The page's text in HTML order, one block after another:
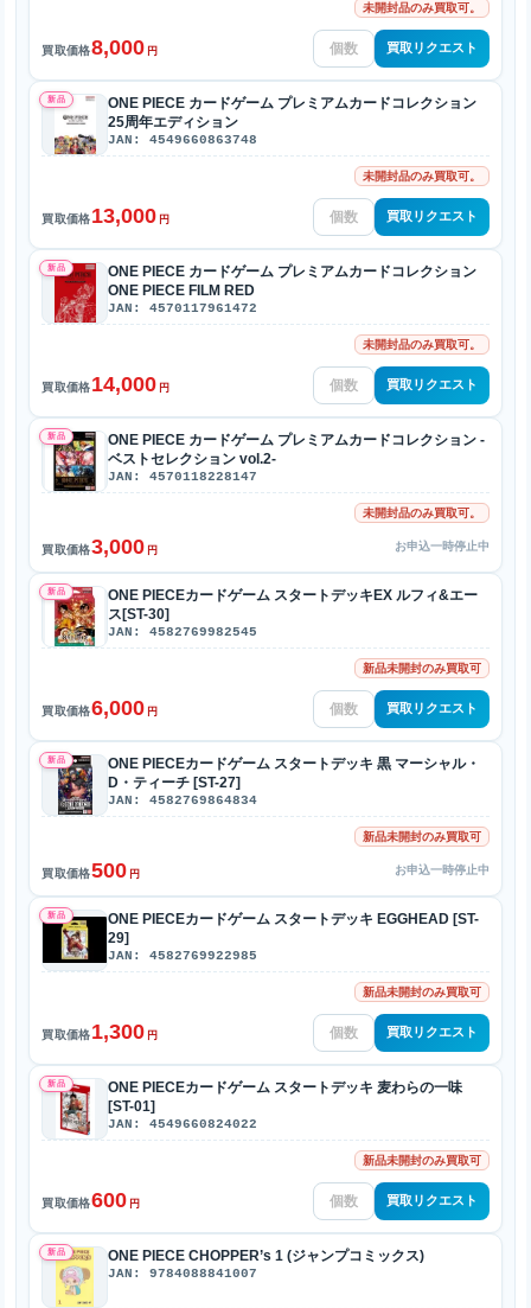
未開封品のみ買取可。
買取価格8,000 円 買取リクエスト
新品
ONE PIECE カードゲーム プレミアムカードコレクション
25周年エディション
JAN: 4549660863748
未開封品のみ買取可。
買取価格13,000 円 買取リクエスト
新品
ONE PIECE カードゲーム プレミアムカードコレクション
ONE PIECE FILM RED
JAN: 4570117961472
未開封品のみ買取可。
買取価格14,000 円 買取リクエスト
新品
ONE PIECE カードゲーム プレミアムカードコレクション -
ベストセレクション vol.2-
JAN: 4570118228147
未開封品のみ買取可。
買取価格3,000 円 お申込一時停止中
新品
ONE PIECEカードゲーム スタートデッキEX ルフィ&エー
ス[ST-30]
JAN: 4582769982545
新品未開封のみ買取可
買取価格6,000 円 買取リクエスト
新品
ONE PIECEカードゲーム スタートデッキ 黒 マーシャル・
D・ティーチ [ST-27]
JAN: 4582769864834
新品未開封のみ買取可
買取価格500 円 お申込一時停止中
新品
ONE PIECEカードゲーム スタートデッキ EGGHEAD [ST-
29]
JAN: 4582769922985
新品未開封のみ買取可
買取価格1,300 円 買取リクエスト
新品
ONE PIECEカードゲーム スタートデッキ 麦わらの一味
[ST-01]
JAN: 4549660824022
新品未開封のみ買取可
買取価格600 円 買取リクエスト
新品 ONE PIECE CHOPPER’s 1 (ジャンプコミックス)
JAN: 9784088841007